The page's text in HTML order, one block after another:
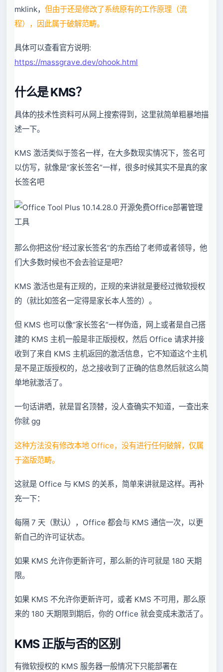
mklink， 但由于还是修改了系统原有的工作原理（流
程），因此属于破解范畴。
具体可以查看官方说明:
https://massgrave.dev/ohook.html
什么是 KMS？
具体的技术性资料可从网上搜索得到，这里就简单粗暴地描
述一下。
KMS 激活类似于签名一样，在大多数现实情况下，签名可
以仿写，就像是“家长签名”一样，很多时候其实不是真的家
长签名吧
那么你把这份“经过家长签名”的东西给了老师或者领导，他
们大多数时候也不会去验证是吧？
KMS 激活也是有正规的，正规的来讲就是要经过微软授权
的（就比如签名一定得是家长本人签的）。
但 KMS 也可以像“家长签名”一样伪造，网上或者是自己搭
建的 KMS 主机一般是非正版授权，然后 Office 请求并接
收到了来自 KMS 主机返回的激活信息，它不知道这个主机
是不是正版授权的，总之接收到了正确的信息然后就这么简
单地就激活了。
一句话讲晒，就是冒名顶替，没人查确实不知道，一查出来
你就 gg
这种方法没有修改本地 Office，没有进行任何破解，仅属
于盗版范畴。
这就是 Office 与 KMS 的关系，简单来讲就是这样。再补
充一下：
每隔 7 天（默认），Office 都会与 KMS 通信一次，以更
新自己的许可证状态。
如果 KMS 允许你更新许可，那么新的许可就是 180 天期
限。
如果 KMS 不允许你更新许可，或者 KMS 不可用，那么原
来的 180 天期限到期后，你的 Office 就会变成未激活了。
KMS 正版与否的区别
有微软授权的 KMS 服务器一般情况下只能部署在